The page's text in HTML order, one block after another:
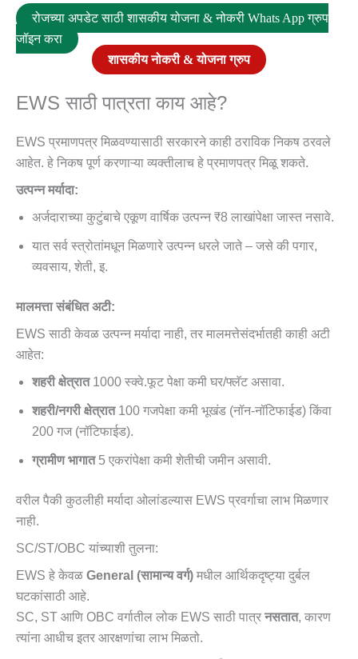
रोजच्या अपडेट साठी शासकीय योजना & नोकरी Whats App ग्रुप
जॉइन करा
शासकीय नोकरी & योजना ग्रुप
EWS साठी पात्रता काय आहे?
EWS प्रमाणपत्र मिळवण्यासाठी सरकारने काही ठराविक निकष ठरवले
आहेत. हे निकष पूर्ण करणाऱ्या व्यक्तीलाच हे प्रमाणपत्र मिळू शकते.
उत्पन्न मर्यादा:
अर्जदाराच्या कुटुंबाचे एकूण वार्षिक उत्पन्न ₹8 लाखांपेक्षा जास्त नसावे.
यात सर्व स्त्रोतांमधून मिळणारे उत्पन्न धरले जाते – जसे की पगार,
व्यवसाय, शेती, इ.
मालमत्ता संबंधित अटी:
EWS साठी केवळ उत्पन्न मर्यादा नाही, तर मालमत्तेसंदर्भातही काही अटी
आहेत:
शहरी क्षेत्रात1000 स्क्वे.फूट पेक्षा कमी घर/फ्लॅट असावा.
शहरी/नगरी क्षेत्रात100 गजपेक्षा कमी भूखंड (नॉन-नॉटिफाईड) किंवा
200 गज (नॉटिफाईड).
ग्रामीण भागात5 एकरांपेक्षा कमी शेतीची जमीन असावी.
वरील पैकी कुठलीही मर्यादा ओलांडल्यास EWS प्रवर्गाचा लाभ मिळणार
नाही.
SC/ST/OBC यांच्याशी तुलना:
EWS हे केवळ General (सामान्य वर्ग) मधील आर्थिकदृष्ट्या दुर्बल
घटकांसाठी आहे.
SC, ST आणि OBC वर्गातील लोक EWS साठी पात्र नसतात, कारण
त्यांना आधीच इतर आरक्षणांचा लाभ मिळतो.